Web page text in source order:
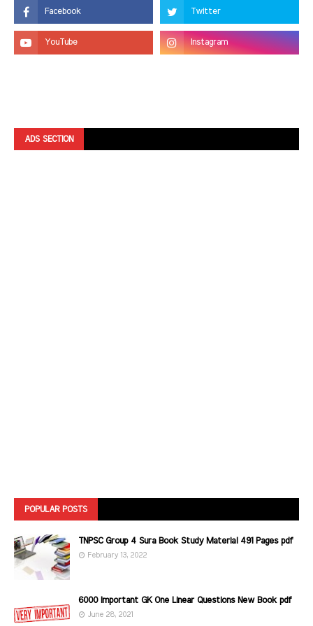
ADS SECTION
POPULAR POSTS
TNPSC Group 4 Sura Book Study Material 491 Pages pdf
February 13, 2022
6000 Important GK One Linear Questions New Book pdf
June 28, 2021